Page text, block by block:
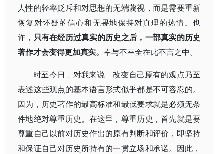
人性的轻率贬斥和对思想的无端蔑视，而是需要重新
恢复对怀疑的信心和无畏地保持对真理的热情。也
许， 只有在经历过真实的历史之后，一部真实的历史
著作才会变得更加真实。 幸与不幸全在此不言之中。
时至今日，对我来说，改变自己原有的观点乃至
表述这些观点的基本语言形式似乎都是不可容忍的。
因为，历史著作的最高标准和最低要求就是必须无条
件地绝对尊重历史。在这里，尊重历史，首先就是要
尊重自己以前对历史作出的原有判断和评价，即坚持
和保证自己对历史所持有的一贯立场和承诺。因此，